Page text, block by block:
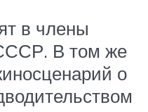
в члены
В том же
о